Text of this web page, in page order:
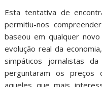
Esta tentativa de
permitiu-nos
baseou em qualquer
evolução real da
simpáticos jornalistas
perguntaram os preços
aqueles que mais